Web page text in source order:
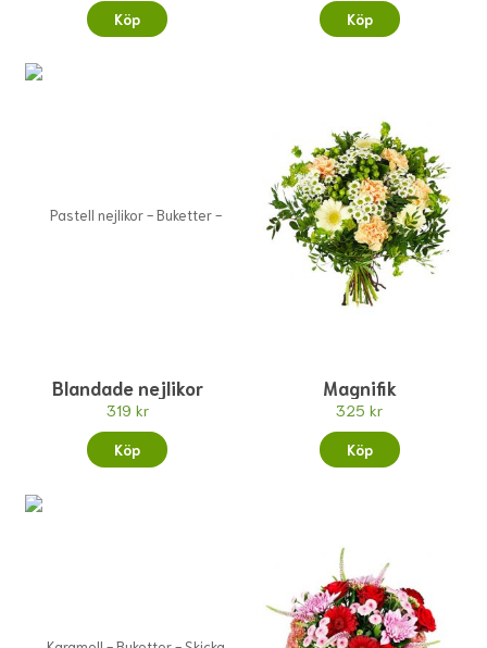
Köp Köp
Blandade nejlikor
319 kr
Köp
Magnifik
325 kr
Köp